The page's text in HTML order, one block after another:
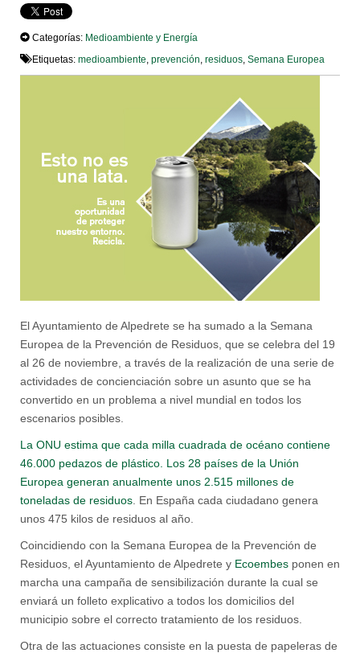
Categorías: Medioambiente y Energía
Etiquetas: medioambiente prevención residuos Semana Europea
El Ayuntamiento de Alpedrete se ha sumado a la Semana
Europea de la Prevención de Residuos, que se celebra del 19
al 26 de noviembre, a través de la realización de una serie de
actividades de concienciación sobre un asunto que se ha
convertido en un problema a nivel mundial en todos los
escenarios posibles.
La ONU estima que cada milla cuadrada de océano contiene
46.000 pedazos de plástico. Los 28 países de la Unión
Europea generan anualmente unos 2.515 millones de
toneladas de residuos . En España cada ciudadano genera
unos 475 kilos de residuos al año.
Coincidiendo con la Semana Europea de la Prevención de
Residuos, el Ayuntamiento de Alpedrete y Ecoembes ponen en
marcha una campaña de sensibilización durante la cual se
enviará un folleto explicativo a todos los domicilios del
municipio sobre el correcto tratamiento de los residuos.
Otra de las actuaciones consiste en la puesta de papeleras de